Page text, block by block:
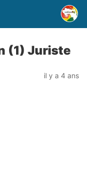
(1) Juriste
il y a 4 ans